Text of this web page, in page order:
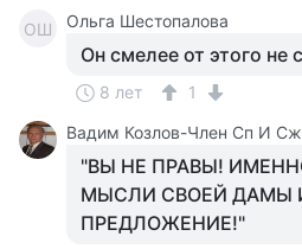
ОШ Ольга Шестопалова
Он смелее от этого не
8 лет
1
"ВЫ НЕ ПРАВЫ!
МЫСЛИ СВОЕЙ ДАМЫ
ПРЕДЛОЖЕНИЕ!"